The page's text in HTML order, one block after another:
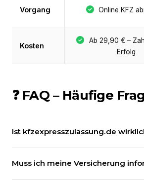
Vorgang Online KFZ
Kosten
Ab 29,90 € –
Erfolg
❓ FAQ – Häufige
Ist kfzexpresszulassung.de
Muss ich meine Versicherung